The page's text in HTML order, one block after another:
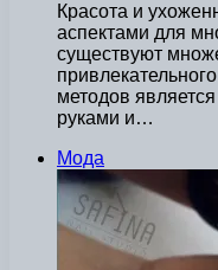
Красота и
аспектами для
существуют
методов
руками и…
Мода